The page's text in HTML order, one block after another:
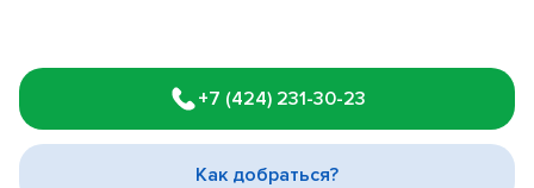
1
of
3
+7 (424) 231-30-23
Как добраться?